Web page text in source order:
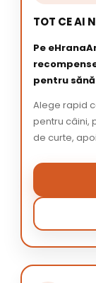
TOT CE AI
Pe
pentru
Alege rapid
pentru câini,
de curte,